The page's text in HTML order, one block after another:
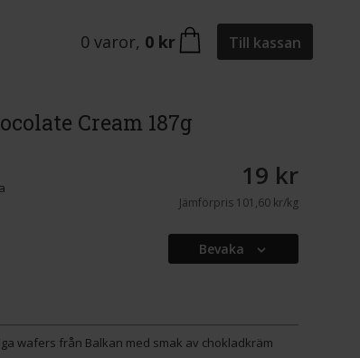
0 varor, 0 kr Till kassan
Cream 187g
19 kr
Jämförpris101,60 kr/kg
Bevaka
wafers från Balkan med smak av chokladkräm